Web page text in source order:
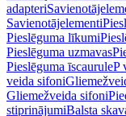
adapteri
Savienotājelementi
Pieslēguma līkumi
Pieslēguma uzmavas
Pieslēguma īscauruleP
veida sifoni
Gliemežveida sifoni
stiprinājumiBalsta